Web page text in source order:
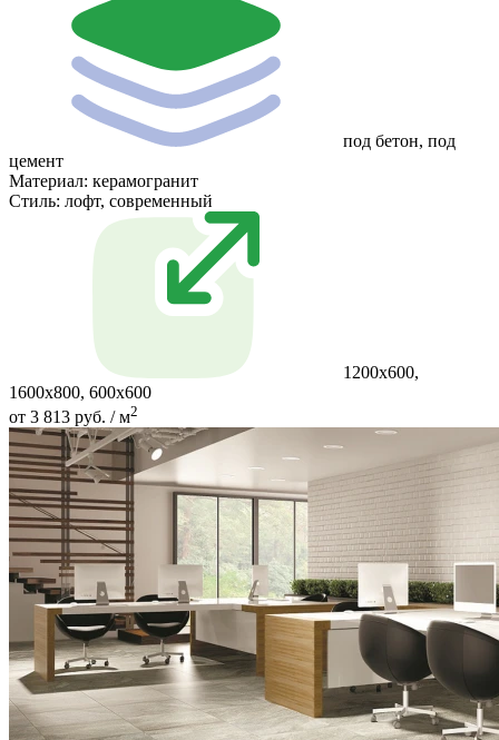
под бетон, под
цемент
Материал: керамогранит
Стиль: лофт, современный
1200x600,
1600x800, 600x600
от 3 813 руб. / м2